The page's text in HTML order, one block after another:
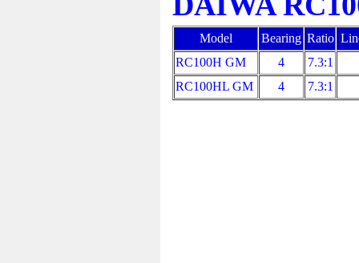
Model Bearing Ratio
RC100H GM
4
7.3:1
RC100HL GM
4 7.3:1